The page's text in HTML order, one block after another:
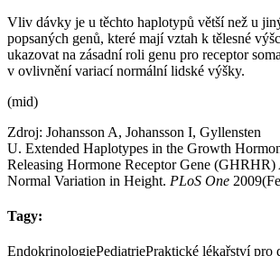
Vliv dávky je u těchto haplotypů větší než u
popsaných genů, které mají vztah k tělesné
ukazovat na zásadní roli genu pro receptor
v ovlivnění variací normální lidské výšky.
(mid)
Zdroj: Johansson A, Johansson I, Gyllensten
U. Extended Haplotypes in the Growth
Releasing Hormone Receptor Gene
Normal Variation in Height. PLoS One
Tagy:
EndokrinologiePediatriePraktické lékařství pro